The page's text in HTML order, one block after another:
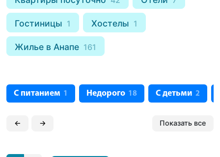
Гостиницы 1 Хостелы 1
Жилье в Анапе 161
С питанием 1 Недорого 18 С детьми 2
← → Показать все